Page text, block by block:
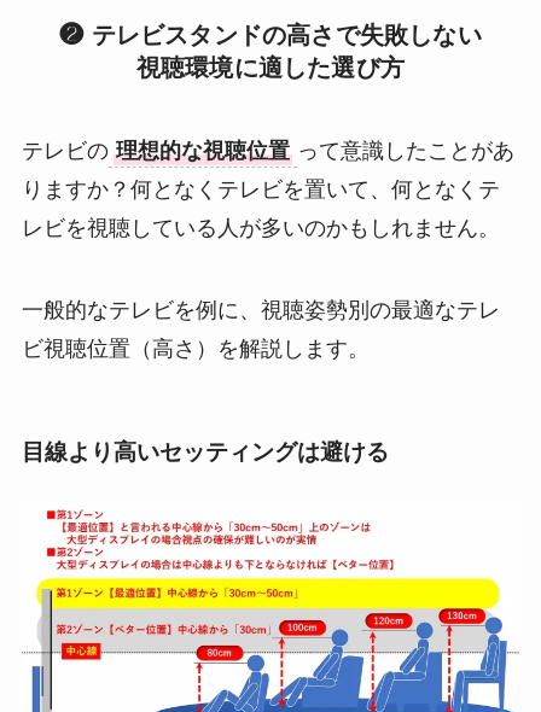
❷ テレビスタンドの高さで失敗しない
視聴環境に適した選び方
テレビの 理想的な視聴位置 って意識したことがあ
りますか？何となくテレビを置いて、何となくテ
レビを視聴している人が多いのかもしれません。
一般的なテレビを例に、視聴姿勢別の最適なテレ
ビ視聴位置（高さ）を解説します。
目線より高いセッティングは避ける